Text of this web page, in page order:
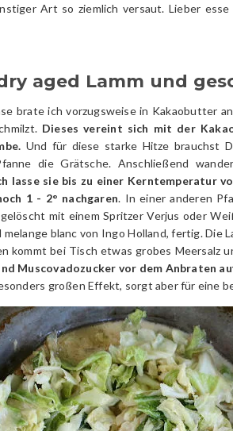
Art so ziemlich versaut. Lieber
aged Lamm und
brate ich vorzugsweise in Kakaobutter
Dieses vereint sich mit der
Und für diese starke Hitze brauchst
die Grätsche. Anschließend
lasse sie bis zu einer Kerntemperatur
1 - 2° nachgaren. In einer anderen
mit einem Spritzer Verjus oder
melange blanc von Ingo Holland, fertig. Die
kommt bei Tisch etwas grobes Meersalz
Muscovadozucker vor dem Anbraten
großen Effekt, sorgt aber für eine